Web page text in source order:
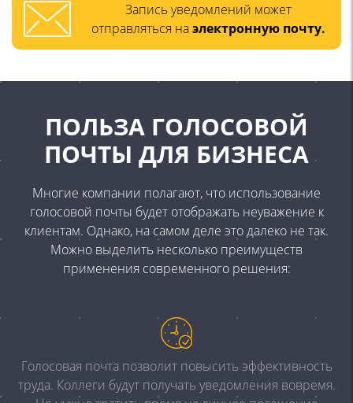
Запись уведомлений может
отправляться наэлектронную почту.
ПОЛЬЗА ГОЛОСОВОЙ
ПОЧТЫ ДЛЯ БИЗНЕСА
Многие компании полагают, что использование
голосовой почты будет отображать неуважение к
клиентам. Однако, на самом деле это далеко не так.
Можно выделить несколько преимуществ
применения современного решения:
Голосовая почта позволит повысить эффективность
труда. Коллеги будут получать уведомления вовремя.